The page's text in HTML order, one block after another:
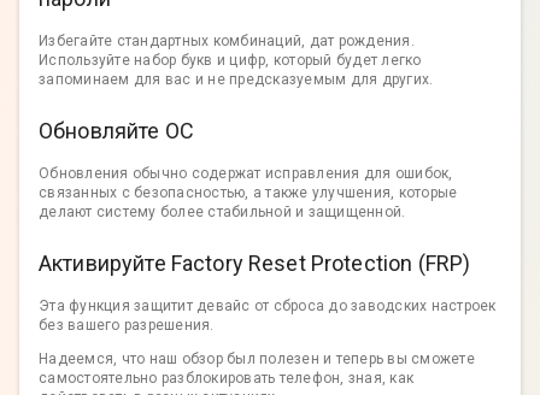
Избегайте стандартных комбинаций, дат рождения.
Используйте набор букв и цифр, который будет легко
запоминаем для вас и не предсказуемым для других.
Обновляйте ОС
Обновления обычно содержат исправления для ошибок,
связанных с безопасностью, а также улучшения, которые
делают систему более стабильной и защищенной.
Активируйте Factory Reset Protection (FRP)
Эта функция защитит девайс от сброса до заводских настроек
без вашего разрешения.
Надеемся, что наш обзор был полезен и теперь вы сможете
самостоятельно разблокировать телефон, зная, как